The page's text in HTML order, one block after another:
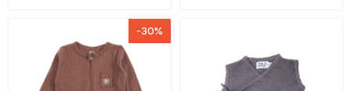
-30%